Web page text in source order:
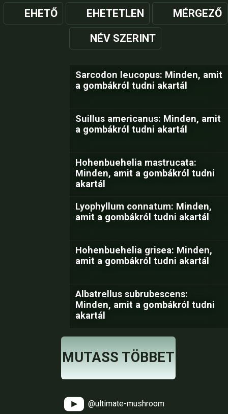
EHETŐ EHETETLEN MÉRGEZŐ
NÉV SZERINT
Sarcodon leucopus: Minden, amit
a gombákról tudni akartál
Suillus americanus: Minden, amit
a gombákról tudni akartál
Hohenbuehelia mastrucata:
Minden, amit a gombákról tudni
akartál
Lyophyllum connatum: Minden,
amit a gombákról tudni akartál
Hohenbuehelia grisea: Minden,
amit a gombákról tudni akartál
Albatrellus subrubescens:
Minden, amit a gombákról tudni
akartál
MUTASS TÖBBET
@ultimate-mushroom